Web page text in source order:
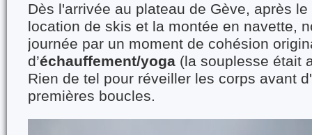
Dès l'arrivée au plateau de Gève, après
location de skis et la montée en navette,
journée par un moment de cohésion
d’échauffement/yoga (la souplesse était
Rien de tel pour réveiller les corps avant
premières boucles.